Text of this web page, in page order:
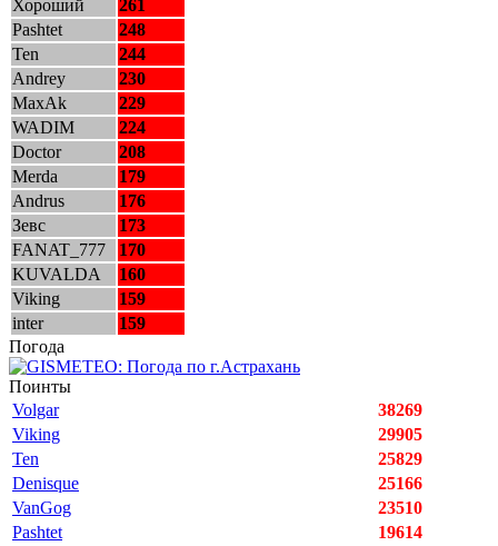
Хороший
261
Pashtet
248
Ten
244
Andrey
230
MaxAk
229
WADIM
224
Doctor
208
Merda
179
Andrus
176
Зевс
173
FANAT_777
170
KUVALDA
160
Viking
159
inter
159
Погода
Поинты
Volgar
38269
Viking
29905
Ten
25829
Denisque
25166
VanGog
23510
Pashtet
19614